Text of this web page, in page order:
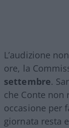
L’audizione
ore, la
settembre.
che Conte non
occasione per
giornata resta